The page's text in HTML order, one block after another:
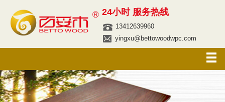
24小时 服务热线
13412639960
yingxu@bettowoodwpc.com